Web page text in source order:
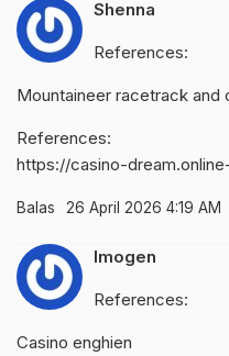
Shenna
References:
Mountaineer racetrack and
References:
https://casino-
Balas 26 April 2026 4:19 AM
Imogen
References:
Casino enghien